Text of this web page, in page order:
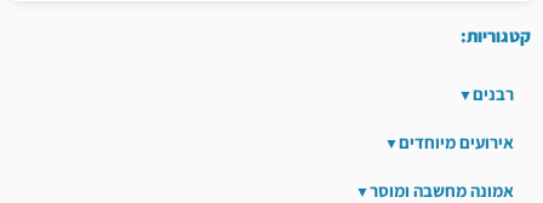
קטגוריות:
רבנים
אירועים מיוחדים
אמונה מחשבה ומוסר